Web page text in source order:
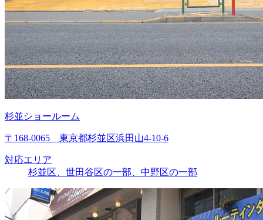
杉並ショールーム
〒168-0065 東京都杉並区浜田山4-10-6
対応エリア
杉並区、世田谷区の一部、中野区の一部